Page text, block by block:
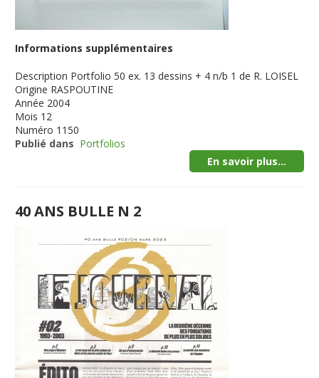
Informations supplémentaires
Description Portfolio 50 ex. 13 dessins + 4 n/b 1 de R. LOISEL
Origine RASPOUTINE
Année 2004
Mois 12
Numéro 1150
Publié dans Portfolios
En savoir plus...
40 ANS BULLE N 2